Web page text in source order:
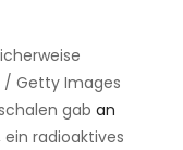
/ Getty Images
gab an
radioaktives